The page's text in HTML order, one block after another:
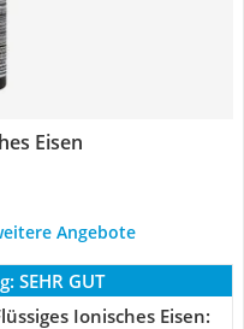
Eisen
Angebote
SEHR GUT
Ionisches Eisen: